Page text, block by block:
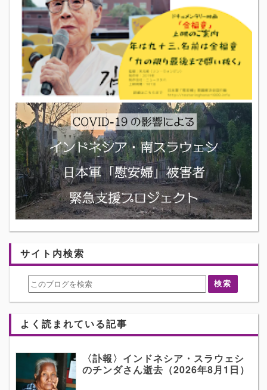
サイト内検索
よく読まれている記事
〈訃報〉インドネシア・スラウェシ
のチンダさん逝去（2026年8月1日）